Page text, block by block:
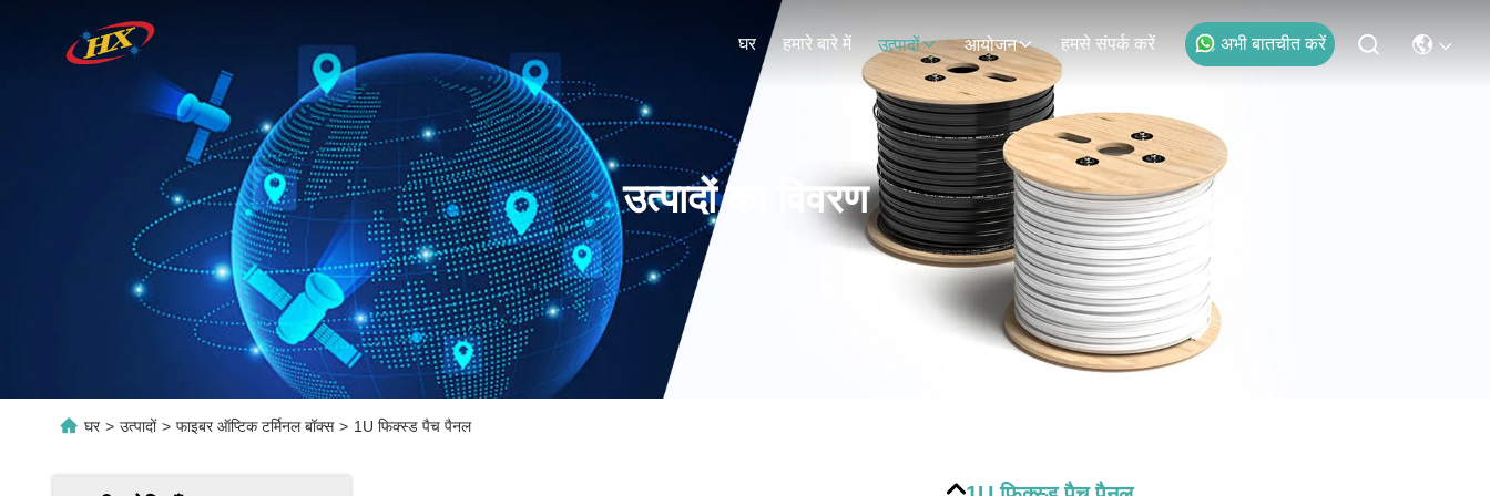
घर हमारे बारे में उत्पादों आयोजन हमसे संपर्क करें अभी बातचीत करें
उत्पादों का विवरण
घर > उत्पादों > फाइबर ऑप्टिक टर्मिनल बॉक्स > 1U फिक्स्ड पैच पैनल